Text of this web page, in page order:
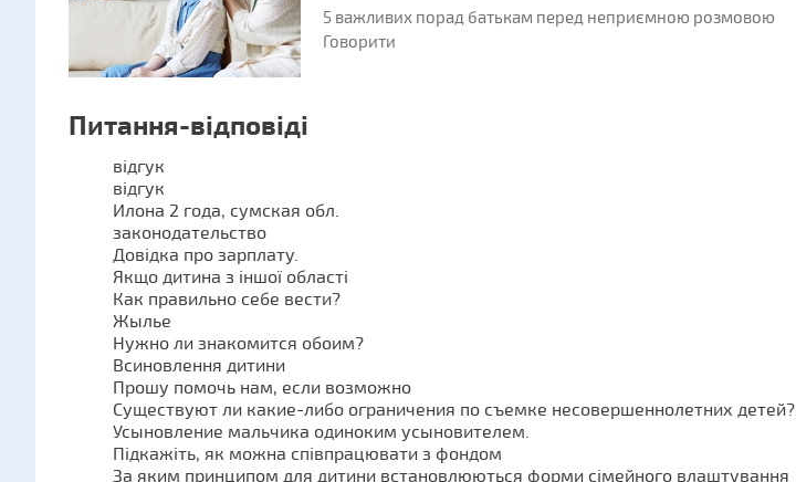
5 важливих порад батькам перед неприємною розмовою
Говорити
Питання-відповіді
відгук
відгук
Илона 2 года, сумская обл.
законодательство
Довідка про зарплату.
Якщо дитина з іншої області
Как правильно себе вести?
Жылье
Нужно ли знакомится обоим?
Всиновлення дитини
Прошу помочь нам, если возможно
Существуют ли какие-либо ограничения по съемке несовершеннолетних детей?
Усыновление мальчика одиноким усыновителем.
Підкажіть, як можна співпрацювати з фондом
За яким принципом для дитини встановлюються форми сімейного влаштування